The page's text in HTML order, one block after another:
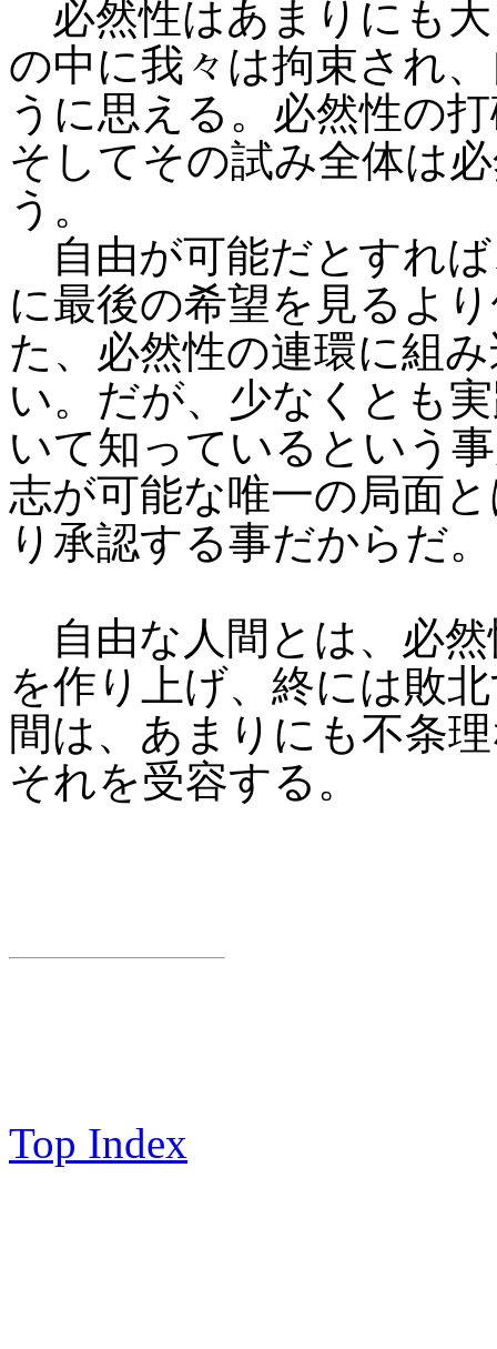
必然性はあまりにも
の中に我々は拘束され
うに思える。必然性の
そしてその試み全体は
う。
自由が可能だとすれ
に最後の希望を見るよ
た、必然性の連環に組
い。だが、少なくとも
いて知っているという
志が可能な唯一の局面
り承認する事だからだ。
自由な人間とは、必
を作り上げ、終には敗
間は、あまりにも不条
それを受容する。
Top Index